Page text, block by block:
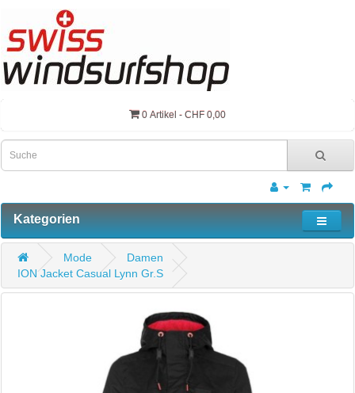
0 Artikel - CHF 0,00
Kategorien
Mode
Damen
ION Jacket Casual Lynn Gr.S